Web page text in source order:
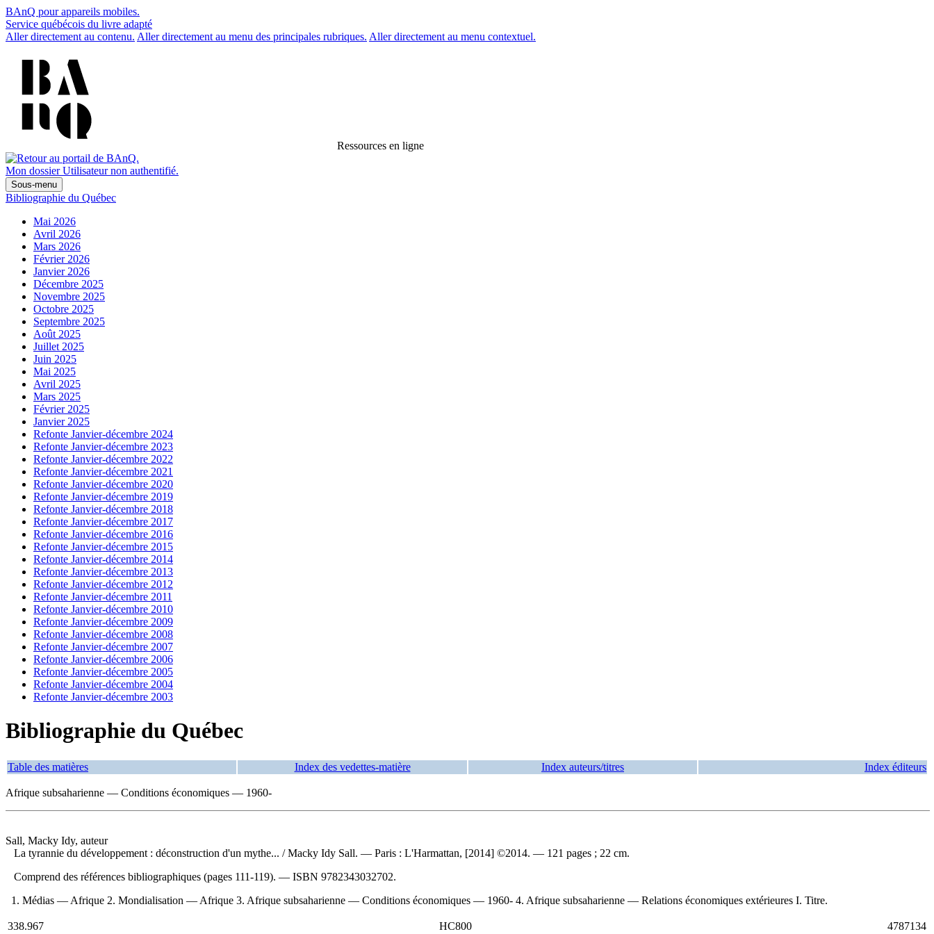
BAnQ pour appareils mobiles.
Service québécois du livre adapté
Aller directement au contenu. Aller directement au menu des principales rubriques. Aller directement au menu contextuel.
Ressources en ligne
Mon dossier Utilisateur non authentifié.
Sous-menu
Bibliographie du Québec
Mai 2026
Avril 2026
Mars 2026
Février 2026
Janvier 2026
Décembre 2025
Novembre 2025
Octobre 2025
Septembre 2025
Août 2025
Juillet 2025
Juin 2025
Mai 2025
Avril 2025
Mars 2025
Février 2025
Janvier 2025
Refonte Janvier-décembre 2024
Refonte Janvier-décembre 2023
Refonte Janvier-décembre 2022
Refonte Janvier-décembre 2021
Refonte Janvier-décembre 2020
Refonte Janvier-décembre 2019
Refonte Janvier-décembre 2018
Refonte Janvier-décembre 2017
Refonte Janvier-décembre 2016
Refonte Janvier-décembre 2015
Refonte Janvier-décembre 2014
Refonte Janvier-décembre 2013
Refonte Janvier-décembre 2012
Refonte Janvier-décembre 2011
Refonte Janvier-décembre 2010
Refonte Janvier-décembre 2009
Refonte Janvier-décembre 2008
Refonte Janvier-décembre 2007
Refonte Janvier-décembre 2006
Refonte Janvier-décembre 2005
Refonte Janvier-décembre 2004
Refonte Janvier-décembre 2003
Bibliographie du Québec
Table des matières Index des vedettes-matière Index auteurs/titres Index éditeurs
Afrique subsaharienne — Conditions économiques — 1960-
Sall, Macky Idy, auteur
La tyrannie du développement : déconstruction d'un mythe... / Macky Idy Sall. — Paris : L'Harmattan, [2014] ©2014. — 121 pages ; 22 cm.
Comprend des références bibliographiques (pages 111-119). — ISBN 9782343032702.
1. Médias — Afrique 2. Mondialisation — Afrique 3. Afrique subsaharienne — Conditions économiques — 1960- 4. Afrique subsaharienne — Relations économiques extérieures I. Titre.
338.967 HC800 4787134